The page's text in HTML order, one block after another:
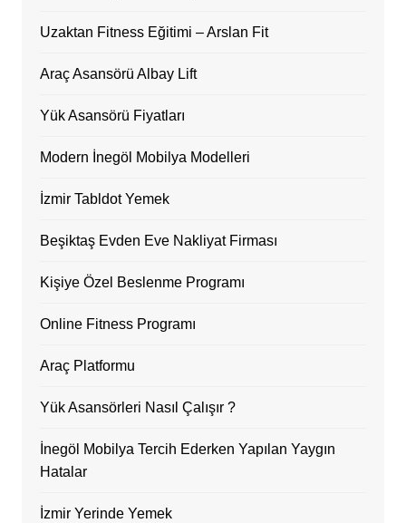
Uzaktan Fitness Eğitimi – Arslan Fit
Araç Asansörü Albay Lift
Yük Asansörü Fiyatları
Modern İnegöl Mobilya Modelleri
İzmir Tabldot Yemek
Beşiktaş Evden Eve Nakliyat Firması
Kişiye Özel Beslenme Programı
Online Fitness Programı
Araç Platformu
Yük Asansörleri Nasıl Çalışır ?
İnegöl Mobilya Tercih Ederken Yapılan Yaygın
Hatalar
İzmir Yerinde Yemek